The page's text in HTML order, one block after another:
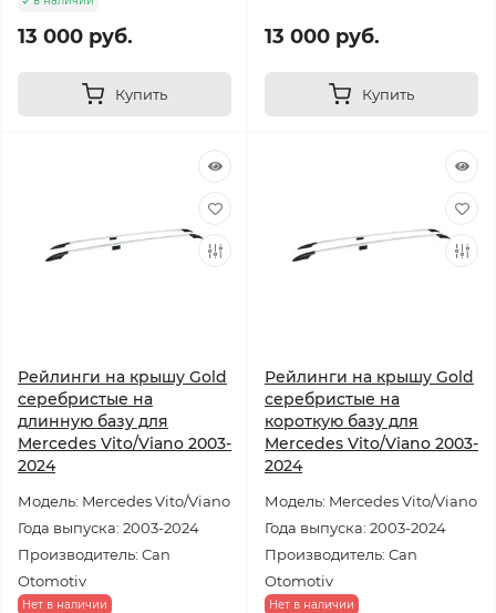
13 000 руб.
Купить
13 000 руб.
Купить
Рейлинги на крышу Gold
серебристые на
длинную базу для
Mercedes Vito/Viano 2003-
2024
Модель: Mercedes Vito/Viano
Года выпуска: 2003-2024
Производитель: Can
Otomotiv
Нет в наличии
Рейлинги на крышу Gold
серебристые на
короткую базу для
Mercedes Vito/Viano 2003-
2024
Модель: Mercedes Vito/Viano
Года выпуска: 2003-2024
Производитель: Can
Otomotiv
Нет в наличии